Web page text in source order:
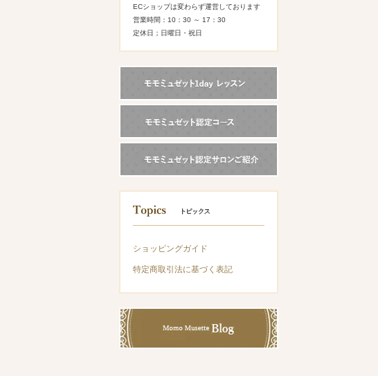
ECショップは変わらず運営しております
営業時間：10：30 ～ 17：30
定休日；日曜日・祝日
ショッピングガイド
特定商取引法に基づく表記